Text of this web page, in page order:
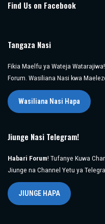
Find Us on Facebook
Tangaza Nasi
Fikia Maelfu ya Wateja
Forum. Wasiliana Nasi kwa
Wasiliana Nasi Hapa
Jiunge Nasi Telegram!
Habari Forum! Tufanye Kuwa
Jiunge na Channel Yetu ya
JIUNGE HAPA